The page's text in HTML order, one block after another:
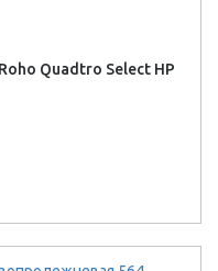
Quadtro Select HP